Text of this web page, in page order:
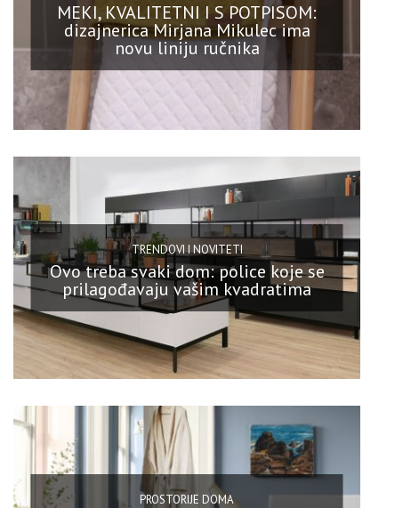
MEKI, KVALITETNI I S POTPISOM:
dizajnerica Mirjana Mikulec ima
novu liniju ručnika
TRENDOVI I NOVITETI
Ovo treba svaki dom: police koje se
prilagođavaju vašim kvadratima
PROSTORIJE DOMA